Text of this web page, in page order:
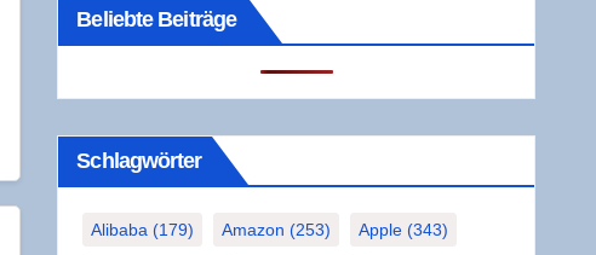
Beliebte Beiträge
Schlag­wör­ter
Alibaba (179) Amazon (253) Apple (343)